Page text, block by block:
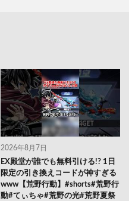
2026年8月7日
EX殿堂が誰でも無料引ける!? 1日
限定の引き換えコードが神すぎる
www【荒野行動】#shorts#荒野行
動#てぃちゃ#荒野の光#荒野夏祭